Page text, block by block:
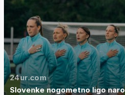
24ur.com
Slovenke nogometno ligo